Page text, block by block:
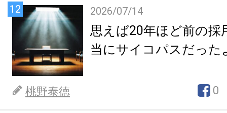
12 2026/07/14
思えば20年ほど前の採
当にサイコパスだった
桃野泰徳 0